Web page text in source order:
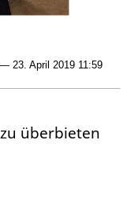
23. April 2019 11:59
überbieten